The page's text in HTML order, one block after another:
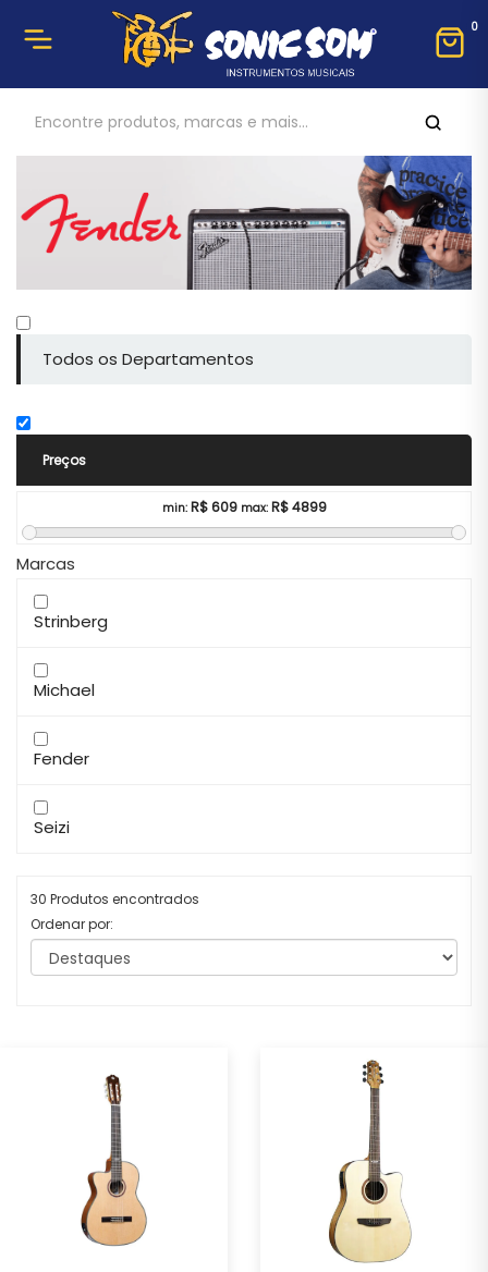
0
Todos os Departamentos
Preços
min: R$609 max: R$4899
Marcas
Strinberg
Michael
Fender
Seizi
30 Produtos encontrados
Ordenar por: